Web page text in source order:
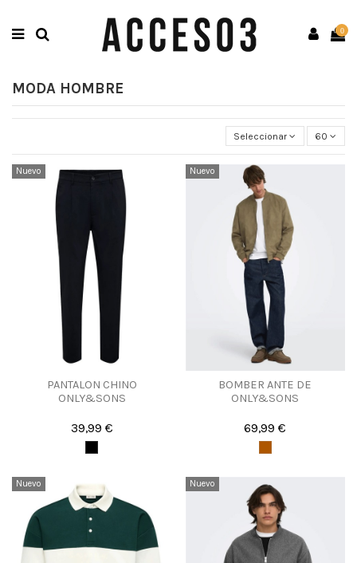
0
MODA HOMBRE
Seleccionar 60
Nuevo
PANTALON CHINO
ONLY&SONS
39,99 €
Nuevo
BOMBER ANTE DE
ONLY&SONS
69,99 €
Nuevo Nuevo